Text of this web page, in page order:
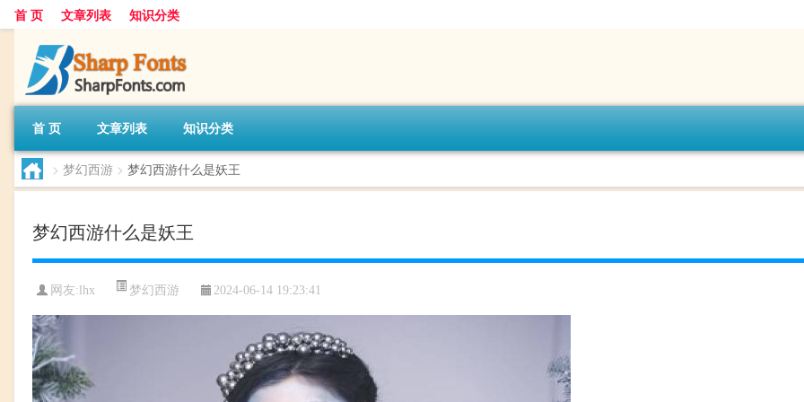
首 页 文章列表 知识分类
首 页 文章列表 知识分类
> 梦幻西游 > 梦幻西游什么是妖王
梦幻西游什么是妖王
网友: lhx 梦幻西游 2024-06-14 19:23:41